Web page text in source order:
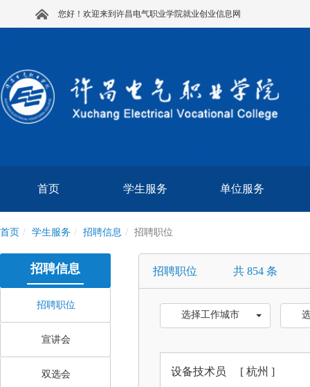
您好！欢迎来到许昌电气职业学院就业创业信息网
首页 学生服务 单位服务
首页 学生服务 招聘信息 招聘职位
招聘信息
招聘职位
宣讲会
双选会
招聘职位 共 854 条
选择工作城市
设备技术员 [ 杭州 ]